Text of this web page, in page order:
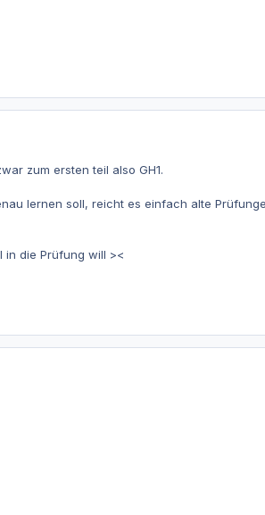
zum ersten teil also GH1.
lernen soll, reicht es einfach alte
die Prüfung will ><